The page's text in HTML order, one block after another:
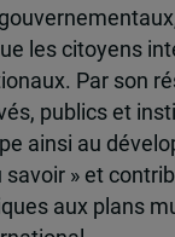
les citoyens
Par son
publics et
ainsi au
savoir » et
aux plans